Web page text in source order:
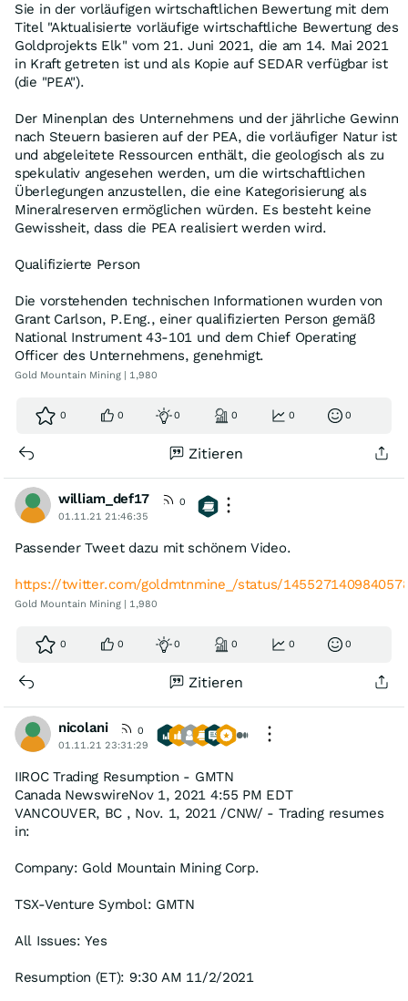
Sie in der vorläufigen wirtschaftlichen Bewertung mit dem
Titel "Aktualisierte vorläufige wirtschaftliche Bewertung des
Goldprojekts Elk" vom 21. Juni 2021, die am 14. Mai 2021
in Kraft getreten ist und als Kopie auf SEDAR verfügbar ist
(die "PEA").
Der Minenplan des Unternehmens und der jährliche Gewinn
nach Steuern basieren auf der PEA, die vorläufiger Natur ist
und abgeleitete Ressourcen enthält, die geologisch als zu
spekulativ angesehen werden, um die wirtschaftlichen
Überlegungen anzustellen, die eine Kategorisierung als
Mineralreserven ermöglichen würden. Es besteht keine
Gewissheit, dass die PEA realisiert werden wird.
Qualifizierte Person
Die vorstehenden technischen Informationen wurden von
Grant Carlson, P.Eng., einer qualifizierten Person gemäß
National Instrument 43-101 und dem Chief Operating
Officer des Unternehmens, genehmigt.
Gold Mountain Mining | 1,980
0 0 0 0 0 0
Zitieren
william_def17
0
01.11.21 21:46:35
Passender Tweet dazu mit schönem Video.
https://twitter.com/goldmtnmine_/status/
Gold Mountain Mining | 1,980
0 0 0 0 0 0
Zitieren
nicolani
0
01.11.21 23:31:29
IIROC Trading Resumption - GMTN
Canada NewswireNov 1, 2021 4:55 PM EDT
VANCOUVER, BC , Nov. 1, 2021 /CNW/ - Trading resumes
in:
Company: Gold Mountain Mining Corp.
TSX-Venture Symbol: GMTN
All Issues: Yes
Resumption (ET): 9:30 AM 11/2/2021